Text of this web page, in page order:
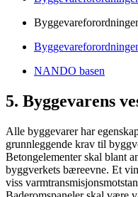
NANDO basen
5. Byggevarens
Alle byggevarer har
grunnleggende krav til
Betongelementer skal blant
byggverkets bæreevne. Et
viss